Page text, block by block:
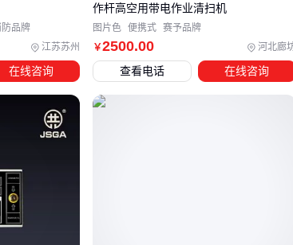
：保护电路的安装位置要尽量靠近电源输入端，否则
可能削弱保护效果。
还是MOS管？两种方案的取舍之道
性选择保护方案，可以避免过度设计：
方案当：
对电源压降不敏感（如电机类负载）
即插即用免调试（如现场快速更换部件）
严格受限的批量应用
江苏苏州
品牌
在线咨询
￥2500.00 河北廊
作杆高空用带电作业清扫机
图片色 便携式 赛予品牌
查看电话 在线咨询